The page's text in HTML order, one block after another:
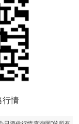
行情